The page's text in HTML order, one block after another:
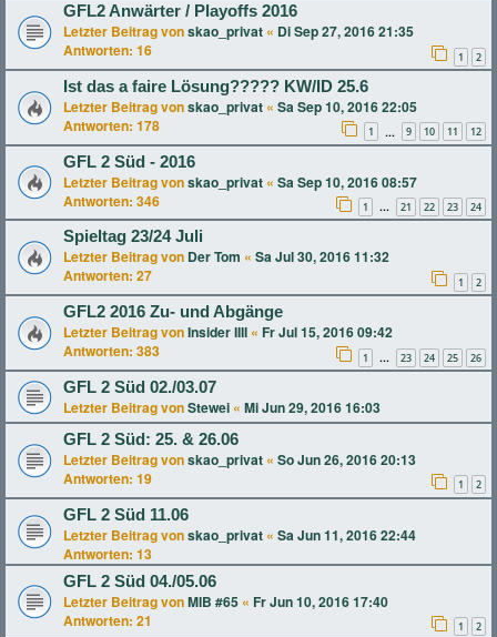
GFL2 Anwärter / Playoffs 2016
Letzter Beitrag vonskao_privat « Di Sep 27, 2016 21:35
Antworten: 16 1 2
Ist das a faire Lösung????? KW/ID 25.6
Letzter Beitrag vonskao_privat « Sa Sep 10, 2016 22:05
Antworten: 178 1 … 9 10 11 12
GFL 2 Süd - 2016
Letzter Beitrag vonskao_privat « Sa Sep 10, 2016 08:57
Antworten: 346 1 … 21 22 23 24
Spieltag 23/24 Juli
Letzter Beitrag von Der Tom « Sa Jul 30, 2016 11:32
Antworten: 27 1 2
GFL2 2016 Zu- und Abgänge
Letzter Beitrag vonInsider IIII « Fr Jul 15, 2016 09:42
Antworten: 383 1 … 23 24 25 26
GFL 2 Süd 02./03.07
Letzter Beitrag vonStewei « Mi Jun 29, 2016 16:03
GFL 2 Süd: 25. & 26.06
Letzter Beitrag vonskao_privat « So Jun 26, 2016 20:13
Antworten: 19 1 2
GFL 2 Süd 11.06
Letzter Beitrag vonskao_privat « Sa Jun 11, 2016 22:44
Antworten: 13
GFL 2 Süd 04./05.06
Letzter Beitrag vonMIB #65 « Fr Jun 10, 2016 17:40
Antworten: 21 1 2